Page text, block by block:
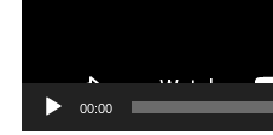
00:00